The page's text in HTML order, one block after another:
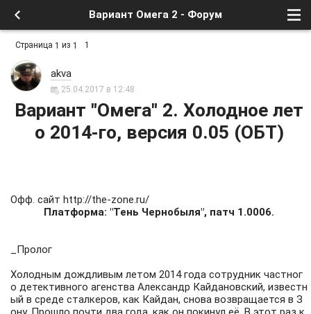
Вариант Омега 2 - Форум
Страница 1 из 1 1
akva
25.04.2017 в 12:48
Вариант "Омега" 2. Холодное лет
о 2014-го, версия 0.05 (ОБТ)
Офф. сайт http://the-zone.ru/
Платформа: "Тень Чернобыля", патч 1.0006.
_Пролог
Холодным дождливым летом 2014 года сотрудник частног
о детективного агенства Александр Кайдановский, известн
ый в среде сталкеров, как Кайдан, снова возвращается в З